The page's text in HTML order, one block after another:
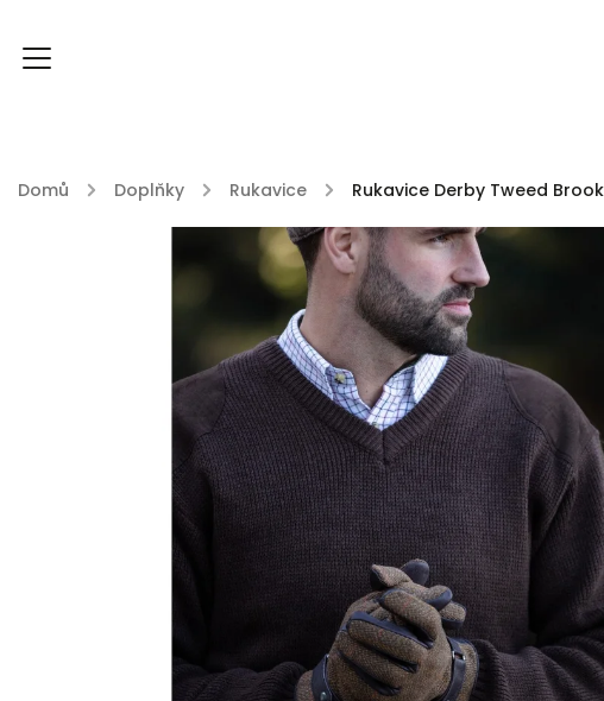
FABLE ENGLAND DU COEUR
Domů / Doplňky / Rukavice / Rukavice Derby Tweed